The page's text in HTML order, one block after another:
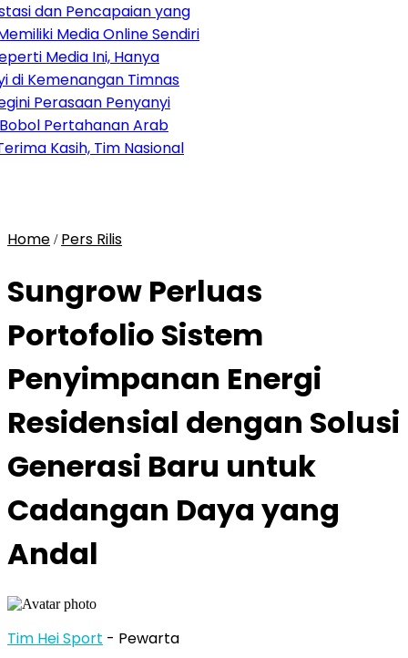
Pencapaian yang
Online Sendiri
Ini, Hanya
Timnas
Penyanyi
Arab
Tim Nasional
Home / Pers Rilis
Sungrow Perluas
Portofolio Sistem
Penyimpanan Energi
Residensial dengan Solusi
Generasi Baru untuk
Cadangan Daya yang
Andal
Tim Hei Sport - Pewarta